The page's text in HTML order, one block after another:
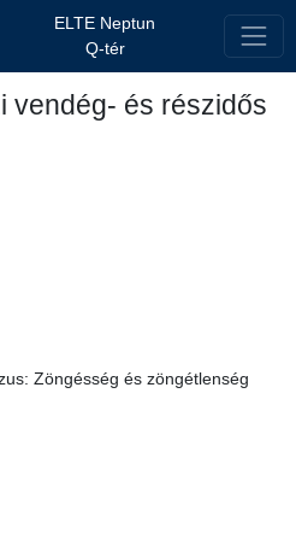
ELTE Neptun
Q-tér
vendég- és részidős
Zöngésség és zöngétlenség